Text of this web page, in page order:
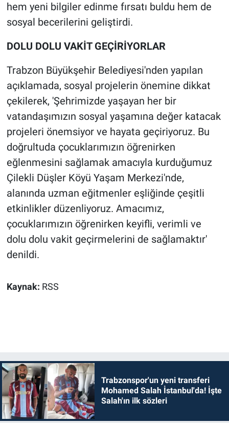
hem yeni bilgiler edinme fırsatı buldu hem de
sosyal becerilerini geliştirdi.
DOLU DOLU VAKİT GEÇİRİYORLAR
Trabzon Büyükşehir Belediyesi'nden yapılan
açıklamada, sosyal projelerin önemine dikkat
çekilerek, 'Şehrimizde yaşayan her bir
vatandaşımızın sosyal yaşamına değer katacak
projeleri önemsiyor ve hayata geçiriyoruz. Bu
doğrultuda çocuklarımızın öğrenirken
eğlenmesini sağlamak amacıyla kurduğumuz
Çilekli Düşler Köyü Yaşam Merkezi'nde,
alanında uzman eğitmenler eşliğinde çeşitli
etkinlikler düzenliyoruz. Amacımız,
çocuklarımızın öğrenirken keyifli, verimli ve
dolu dolu vakit geçirmelerini de sağlamaktır'
denildi.
Kaynak: RSS
Trabzonspor'un yeni transferi
Mohamed Salah İstanbul'da! İşte
Salah'ın ilk sözleri